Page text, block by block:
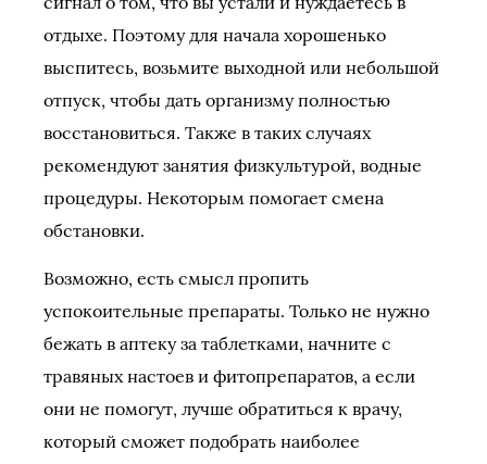
отдыхе. Поэтому для начала хорошенько
выспитесь, возьмите выходной или небольшой
отпуск, чтобы дать организму полностью
восстановиться. Также в таких случаях
рекомендуют занятия физкультурой, водные
процедуры. Некоторым помогает смена
обстановки.
Возможно, есть смысл пропить
успокоительные препараты. Только не нужно
бежать в аптеку за таблетками, начните с
травяных настоев и фитопрепаратов, а если
они не помогут, лучше обратиться к врачу,
который сможет подобрать наиболее